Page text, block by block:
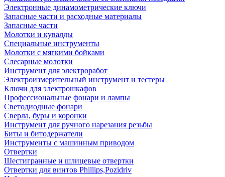
Электронные динамометрические ключи
Запасные части и расходные материалы
Запасные части
Молотки и кувалды
Специальные инструменты
Молотки с мягкими бойками
Слесарные молотки
Инструмент для электроработ
Электроизмерительный инструмент и тестеры
Ключи для электрошкафов
Профессиональные фонари и лампы
Светодиодные фонари
Сверла, буры и коронки
Инструмент для ручного нарезания резьбы
Биты и битодержатели
Инструменты с машинным приводом
Отвертки
Шестигранные и шлицевые отвертки
Отвертки для винтов Phillips,Pozidriv